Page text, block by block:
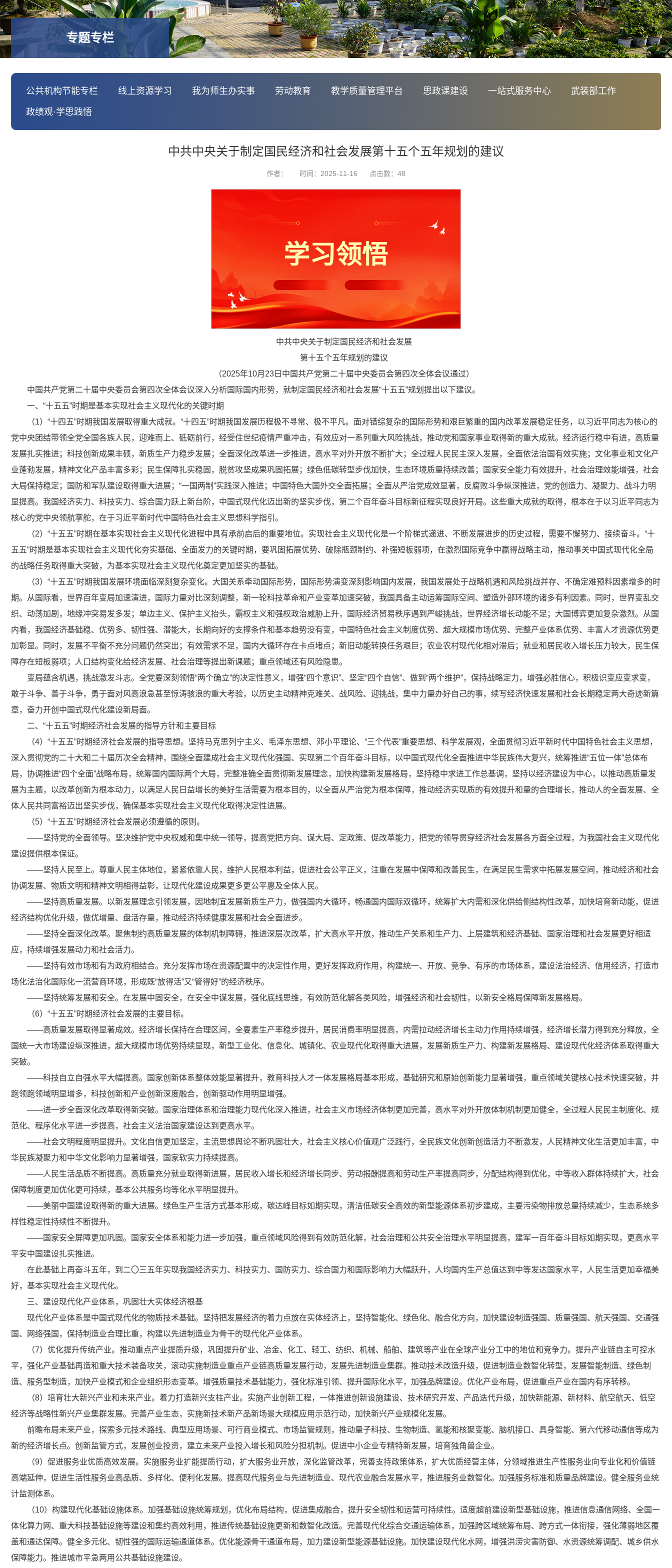
专题专栏
公共机构节能专栏 线上资源学习 我为师生办实事 劳动教育 教学质量管理平台 思政课建设 一站式服务中心 武装部工作
政绩观·学思践悟
中共中央关于制定国民经济和社会发展第十五个五年规划的建议
作者： 时间：2025-11-16 点击数： 48
中共中央关于制定国民经济和社会发展
第十五个五年规划的建议
（2025年10月23日中国共产党第二十届中央委员会第四次全体会议通过）
中国共产党第二十届中央委员会第四次全体会议深入分析国际国内形势，就制定国民经济和社会发展“十五五”规划提出以下建议。
一、“十五五”时期是基本实现社会主义现代化的关键时期
（1）“十四五”时期我国发展取得重大成就。“十四五”时期我国发展历程极不寻常、极不平凡。面对错综复杂的国际形势和艰巨繁重的国内改革发展稳定任务，以习近平同志为核心的
党中央团结带领全党全国各族人民，迎难而上、砥砺前行，经受住世纪疫情严重冲击，有效应对一系列重大风险挑战，推动党和国家事业取得新的重大成就。经济运行稳中有进，高质量
发展扎实推进；科技创新成果丰硕，新质生产力稳步发展；全面深化改革进一步推进，高水平对外开放不断扩大；全过程人民民主深入发展，全面依法治国有效实施；文化事业和文化产
业蓬勃发展，精神文化产品丰富多彩；民生保障扎实稳固，脱贫攻坚成果巩固拓展；绿色低碳转型步伐加快，生态环境质量持续改善；国家安全能力有效提升，社会治理效能增强，社会
大局保持稳定；国防和军队建设取得重大进展；“一国两制”实践深入推进；中国特色大国外交全面拓展；全面从严治党成效显著，反腐败斗争纵深推进，党的创造力、凝聚力、战斗力明
显提高。我国经济实力、科技实力、综合国力跃上新台阶，中国式现代化迈出新的坚实步伐，第二个百年奋斗目标新征程实现良好开局。这些重大成就的取得，根本在于以习近平同志为
核心的党中央领航掌舵，在于习近平新时代中国特色社会主义思想科学指引。
（2）“十五五”时期在基本实现社会主义现代化进程中具有承前启后的重要地位。实现社会主义现代化是一个阶梯式递进、不断发展进步的历史过程，需要不懈努力、接续奋斗。“十
五五”时期是基本实现社会主义现代化夯实基础、全面发力的关键时期，要巩固拓展优势、破除瓶颈制约、补强短板弱项，在激烈国际竞争中赢得战略主动，推动事关中国式现代化全局
的战略任务取得重大突破，为基本实现社会主义现代化奠定更加坚实的基础。
（3）“十五五”时期我国发展环境面临深刻复杂变化。大国关系牵动国际形势，国际形势演变深刻影响国内发展，我国发展处于战略机遇和风险挑战并存、不确定难预料因素增多的时
期。从国际看，世界百年变局加速演进，国际力量对比深刻调整，新一轮科技革命和产业变革加速突破，我国具备主动运筹国际空间、塑造外部环境的诸多有利因素。同时，世界变乱交
织、动荡加剧，地缘冲突易发多发；单边主义、保护主义抬头，霸权主义和强权政治威胁上升，国际经济贸易秩序遇到严峻挑战，世界经济增长动能不足；大国博弈更加复杂激烈。从国
内看，我国经济基础稳、优势多、韧性强、潜能大，长期向好的支撑条件和基本趋势没有变，中国特色社会主义制度优势、超大规模市场优势、完整产业体系优势、丰富人才资源优势更
加彰显。同时，发展不平衡不充分问题仍然突出；有效需求不足，国内大循环存在卡点堵点；新旧动能转换任务艰巨；农业农村现代化相对滞后；就业和居民收入增长压力较大，民生保
障存在短板弱项；人口结构变化给经济发展、社会治理等提出新课题；重点领域还有风险隐患。
变局蕴含机遇，挑战激发斗志。全党要深刻领悟“两个确立”的决定性意义，增强“四个意识”、坚定“四个自信”、做到“两个维护”，保持战略定力，增强必胜信心，积极识变应变求变，
敢于斗争、善于斗争，勇于面对风高浪急甚至惊涛骇浪的重大考验，以历史主动精神克难关、战风险、迎挑战，集中力量办好自己的事，续写经济快速发展和社会长期稳定两大奇迹新篇
章，奋力开创中国式现代化建设新局面。
二、“十五五”时期经济社会发展的指导方针和主要目标
（4）“十五五”时期经济社会发展的指导思想。坚持马克思列宁主义、毛泽东思想、邓小平理论、“三个代表”重要思想、科学发展观，全面贯彻习近平新时代中国特色社会主义思想，
深入贯彻党的二十大和二十届历次全会精神，围绕全面建成社会主义现代化强国、实现第二个百年奋斗目标，以中国式现代化全面推进中华民族伟大复兴，统筹推进“五位一体”总体布
局，协调推进“四个全面”战略布局，统筹国内国际两个大局，完整准确全面贯彻新发展理念，加快构建新发展格局，坚持稳中求进工作总基调，坚持以经济建设为中心，以推动高质量发
展为主题，以改革创新为根本动力，以满足人民日益增长的美好生活需要为根本目的，以全面从严治党为根本保障，推动经济实现质的有效提升和量的合理增长，推动人的全面发展、全
体人民共同富裕迈出坚实步伐，确保基本实现社会主义现代化取得决定性进展。
（5）“十五五”时期经济社会发展必须遵循的原则。
——坚持党的全面领导。坚决维护党中央权威和集中统一领导，提高党把方向、谋大局、定政策、促改革能力，把党的领导贯穿经济社会发展各方面全过程，为我国社会主义现代化
建设提供根本保证。
——坚持人民至上。尊重人民主体地位，紧紧依靠人民，维护人民根本利益，促进社会公平正义，注重在发展中保障和改善民生，在满足民生需求中拓展发展空间，推动经济和社会
协调发展、物质文明和精神文明相得益彰，让现代化建设成果更多更公平惠及全体人民。
——坚持高质量发展。以新发展理念引领发展，因地制宜发展新质生产力，做强国内大循环，畅通国内国际双循环，统筹扩大内需和深化供给侧结构性改革，加快培育新动能，促进
经济结构优化升级，做优增量、盘活存量，推动经济持续健康发展和社会全面进步。
——坚持全面深化改革。聚焦制约高质量发展的体制机制障碍，推进深层次改革，扩大高水平开放，推动生产关系和生产力、上层建筑和经济基础、国家治理和社会发展更好相适
应，持续增强发展动力和社会活力。
——坚持有效市场和有为政府相结合。充分发挥市场在资源配置中的决定性作用，更好发挥政府作用，构建统一、开放、竞争、有序的市场体系，建设法治经济、信用经济，打造市
场化法治化国际化一流营商环境，形成既“放得活”又“管得好”的经济秩序。
——坚持统筹发展和安全。在发展中固安全，在安全中谋发展，强化底线思维，有效防范化解各类风险，增强经济和社会韧性，以新安全格局保障新发展格局。
（6）“十五五”时期经济社会发展的主要目标。
——高质量发展取得显著成效。经济增长保持在合理区间，全要素生产率稳步提升，居民消费率明显提高，内需拉动经济增长主动力作用持续增强，经济增长潜力得到充分释放，全
国统一大市场建设纵深推进，超大规模市场优势持续显现，新型工业化、信息化、城镇化、农业现代化取得重大进展，发展新质生产力、构建新发展格局、建设现代化经济体系取得重大
突破。
——科技自立自强水平大幅提高。国家创新体系整体效能显著提升，教育科技人才一体发展格局基本形成，基础研究和原始创新能力显著增强，重点领域关键核心技术快速突破，并
跑领跑领域明显增多，科技创新和产业创新深度融合，创新驱动作用明显增强。
——进一步全面深化改革取得新突破。国家治理体系和治理能力现代化深入推进，社会主义市场经济体制更加完善，高水平对外开放体制机制更加健全，全过程人民民主制度化、规
范化、程序化水平进一步提高，社会主义法治国家建设达到更高水平。
——社会文明程度明显提升。文化自信更加坚定，主流思想舆论不断巩固壮大，社会主义核心价值观广泛践行，全民族文化创新创造活力不断激发，人民精神文化生活更加丰富，中
华民族凝聚力和中华文化影响力显著增强，国家软实力持续提高。
——人民生活品质不断提高。高质量充分就业取得新进展，居民收入增长和经济增长同步、劳动报酬提高和劳动生产率提高同步，分配结构得到优化，中等收入群体持续扩大，社会
保障制度更加优化更可持续，基本公共服务均等化水平明显提升。
——美丽中国建设取得新的重大进展。绿色生产生活方式基本形成，碳达峰目标如期实现，清洁低碳安全高效的新型能源体系初步建成，主要污染物排放总量持续减少，生态系统多
样性稳定性持续性不断提升。
——国家安全屏障更加巩固。国家安全体系和能力进一步加强，重点领域风险得到有效防范化解，社会治理和公共安全治理水平明显提高，建军一百年奋斗目标如期实现，更高水平
平安中国建设扎实推进。
在此基础上再奋斗五年，到二〇三五年实现我国经济实力、科技实力、国防实力、综合国力和国际影响力大幅跃升，人均国内生产总值达到中等发达国家水平，人民生活更加幸福美
好，基本实现社会主义现代化。
三、建设现代化产业体系，巩固壮大实体经济根基
现代化产业体系是中国式现代化的物质技术基础。坚持把发展经济的着力点放在实体经济上，坚持智能化、绿色化、融合化方向，加快建设制造强国、质量强国、航天强国、交通强
国、网络强国，保持制造业合理比重，构建以先进制造业为骨干的现代化产业体系。
（7）优化提升传统产业。推动重点产业提质升级，巩固提升矿业、冶金、化工、轻工、纺织、机械、船舶、建筑等产业在全球产业分工中的地位和竞争力。提升产业链自主可控水
平，强化产业基础再造和重大技术装备攻关，滚动实施制造业重点产业链高质量发展行动，发展先进制造业集群。推动技术改造升级，促进制造业数智化转型，发展智能制造、绿色制
造、服务型制造，加快产业模式和企业组织形态变革。增强质量技术基础能力，强化标准引领、提升国际化水平，加强品牌建设。优化产业布局，促进重点产业在国内有序转移。
（8）培育壮大新兴产业和未来产业。着力打造新兴支柱产业。实施产业创新工程，一体推进创新设施建设、技术研究开发、产品迭代升级，加快新能源、新材料、航空航天、低空
经济等战略性新兴产业集群发展。完善产业生态，实施新技术新产品新场景大规模应用示范行动，加快新兴产业规模化发展。
前瞻布局未来产业，探索多元技术路线、典型应用场景、可行商业模式、市场监管规则，推动量子科技、生物制造、氢能和核聚变能、脑机接口、具身智能、第六代移动通信等成为
新的经济增长点。创新监管方式，发展创业投资，建立未来产业投入增长和风险分担机制。促进中小企业专精特新发展，培育独角兽企业。
（9）促进服务业优质高效发展。实施服务业扩能提质行动，扩大服务业开放，深化监管改革，完善支持政策体系，扩大优质经营主体，分领域推进生产性服务业向专业化和价值链
高端延伸，促进生活性服务业高品质、多样化、便利化发展。提高现代服务业与先进制造业、现代农业融合发展水平，推进服务业数智化。加强服务标准和质量品牌建设。健全服务业统
计监测体系。
（10）构建现代化基础设施体系。加强基础设施统筹规划，优化布局结构，促进集成融合，提升安全韧性和运营可持续性。适度超前建设新型基础设施，推进信息通信网络、全国一
体化算力网、重大科技基础设施等建设和集约高效利用，推进传统基础设施更新和数智化改造。完善现代化综合交通运输体系，加强跨区域统筹布局、跨方式一体衔接，强化薄弱地区覆
盖和通达保障。健全多元化、韧性强的国际运输通道体系。优化能源骨干通道布局，加力建设新型能源基础设施。加快建设现代化水网，增强洪涝灾害防御、水资源统筹调配、城乡供水
保障能力。推进城市平急两用公共基础设施建设。